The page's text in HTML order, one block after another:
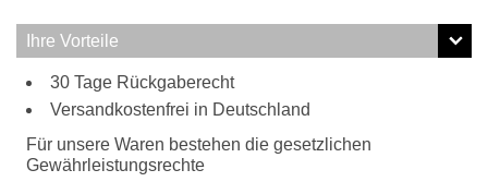
Ihre Vorteile
30 Tage Rückgaberecht
Versandkostenfrei in Deutschland
Für unsere Waren bestehen die gesetzlichen
Gewährleistungsrechte